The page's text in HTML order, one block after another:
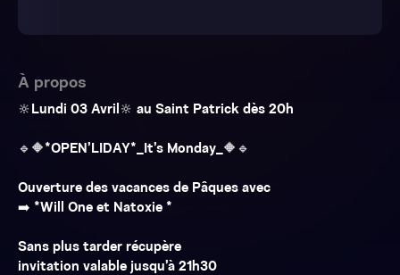
À propos
🔆Lundi 03 Avril🔆 au Saint Patrick dès 20h
🔹🔶*OPEN’LIDAY*_It’s Monday_🔶🔹
Ouverture des vacances de Pâques avec
➡️ *Will One et Natoxie *
Sans plus tarder récupère
invitation valable jusqu’à 21h30